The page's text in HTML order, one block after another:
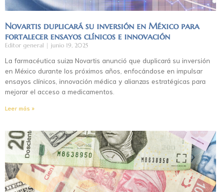
Novartis duplicará su inversión en México para
fortalecer ensayos clínicos e innovación
Editor general junio 19, 2025
La farmacéutica suiza Novartis anunció que duplicará su inversión
en México durante los próximos años, enfocándose en impulsar
ensayos clínicos, innovación médica y alianzas estratégicas para
mejorar el acceso a medicamentos.
Leer más »